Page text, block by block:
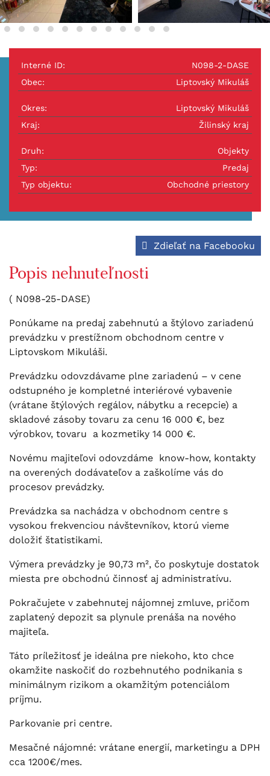
Interné ID:
N098-2-DASE
Obec:
Liptovský Mikuláš
Okres:
Liptovský Mikuláš
Kraj:
Žilinský kraj
Druh:
Objekty
Typ:
Predaj
Typ objektu:
Obchodné priestory
Popis nehnuteľnosti
Zdieľať na Facebooku
( N098-25-DASE)
Ponúkame na predaj zabehnutú a štýlovo zariadenú
prevádzku v prestížnom obchodnom centre v
Liptovskom Mikuláši.
Prevádzku odovzdávame plne zariadenú – v cene
odstupného je kompletné interiérové vybavenie
(vrátane štýlových regálov, nábytku a recepcie) a
skladové zásoby tovaru za cenu 16 000 €, bez
výrobkov, tovaru a kozmetiky 14 000 €.
Novému majiteľovi odovzdáme know-how, kontakty
na overených dodávateľov a zaškolíme vás do
procesov prevádzky.
Prevádzka sa nachádza v obchodnom centre s
vysokou frekvenciou návštevníkov, ktorú vieme
doložiť štatistikami.
Výmera prevádzky je 90,73 m², čo poskytuje dostatok
miesta pre obchodnú činnosť aj administratívu.
Pokračujete v zabehnutej nájomnej zmluve, pričom
zaplatený depozit sa plynule prenáša na nového
majiteľa.
Táto príležitosť je ideálna pre niekoho, kto chce
okamžite naskočiť do rozbehnutého podnikania s
minimálnym rizikom a okamžitým potenciálom
príjmu.
Parkovanie pri centre.
Mesačné nájomné: vrátane energií, marketingu a DPH
cca 1200€/mes.